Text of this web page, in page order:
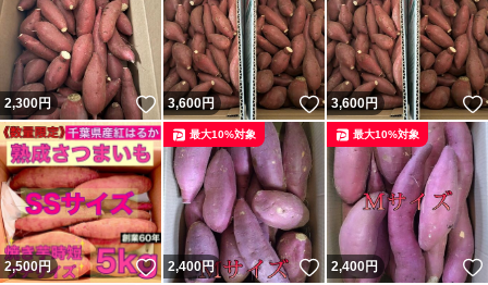
2,300円 いいね！
3,600円 いいね！
3,600円
2,500円 いいね！
2,400円 いいね！
最大10%対象
2,400円
最大10%対象